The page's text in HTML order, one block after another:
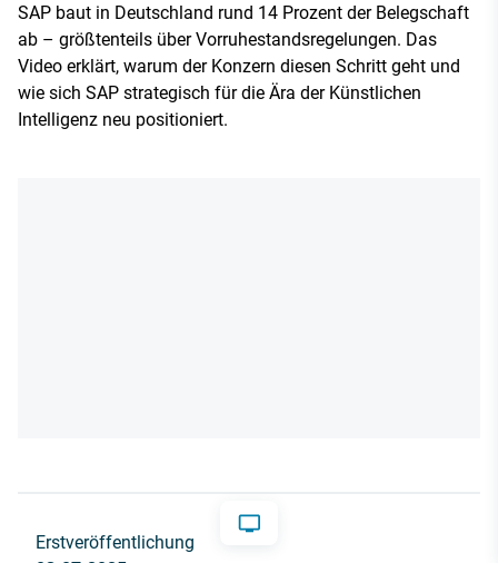
SAP baut in Deutschland rund 14 Prozent der Belegschaft
ab – größtenteils über Vorruhestandsregelungen. Das
Video erklärt, warum der Konzern diesen Schritt geht und
wie sich SAP strategisch für die Ära der Künstlichen
Intelligenz neu positioniert.
Erstveröffentlichung